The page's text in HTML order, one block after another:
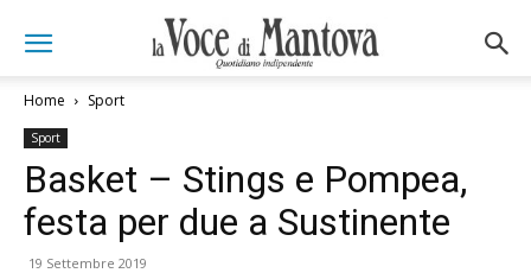
Home Sport
Sport
Basket – Stings e Pompea,
festa per due a Sustinente
19 Settembre 2019